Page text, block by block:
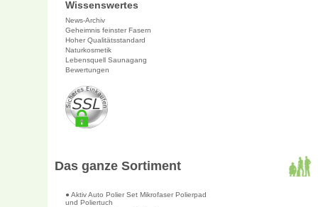
Wissenswertes
News-Archiv
Geheimnis feinster Fasern
Hoher Qualitätsstandard
Naturkosmetik
Lebensquell Saunagang
Bewertungen
Das ganze Sortiment
● Aktiv Auto Polier Set Mikrofaser Polierpad
und Poliertuch